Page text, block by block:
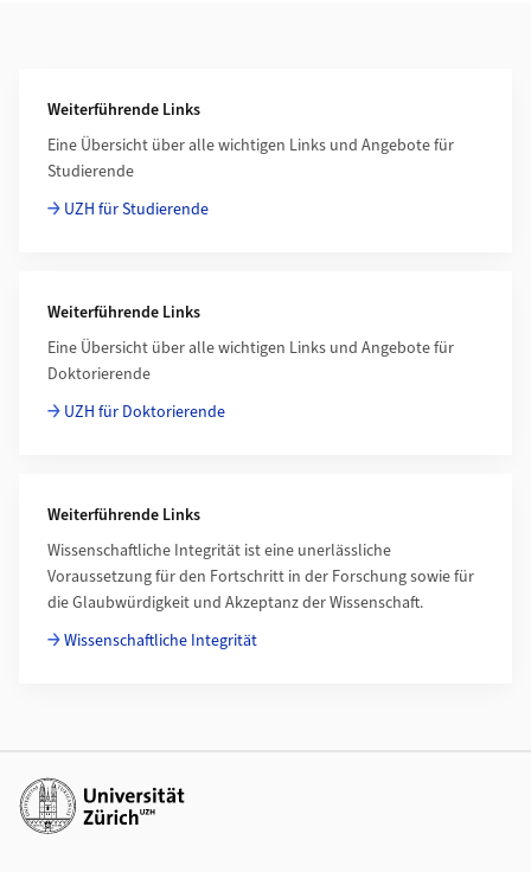
Weiterführende Links
Eine Übersicht über alle wichtigen Links und Angebote für
Studierende
UZH für Studierende
Weiterführende Links
Eine Übersicht über alle wichtigen Links und Angebote für
Doktorierende
UZH für Doktorierende
Weiterführende Links
Wissenschaftliche Integrität ist eine unerlässliche
Voraussetzung für den Fortschritt in der Forschung sowie für
die Glaubwürdigkeit und Akzeptanz der Wissenschaft.
Wissenschaftliche Integrität
Weiterführende Links